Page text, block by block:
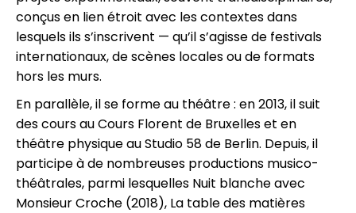
conçus en lien étroit avec les contextes dans
lesquels ils s’inscrivent — qu’il s’agisse de festivals
internationaux, de scènes locales ou de formats
hors les murs.
En parallèle, il se forme au théâtre : en 2013, il suit
des cours au Cours Florent de Bruxelles et en
théâtre physique au Studio 58 de Berlin. Depuis, il
participe à de nombreuses productions musico-
théâtrales, parmi lesquelles Nuit blanche avec
Monsieur Croche (2018), La table des matières